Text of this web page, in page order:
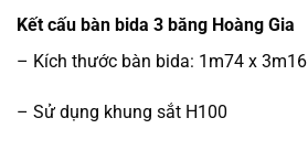
Kết cấu bàn bida 3 băng Hoàng Gia
– Kích thước bàn bida: 1m74 x 3m16
– Sử dụng khung sắt H100